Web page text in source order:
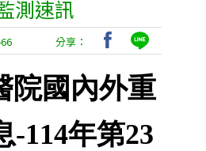
測速訊
分享：
院國內外重
-114年第23